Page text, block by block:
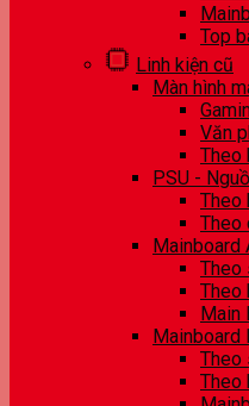
Top
Linh kiện cũ
Màn hình
Văn
Theo
PSU -
Theo
Theo
Mainboard
Theo
Theo
Main
Mainboard
Theo
Theo